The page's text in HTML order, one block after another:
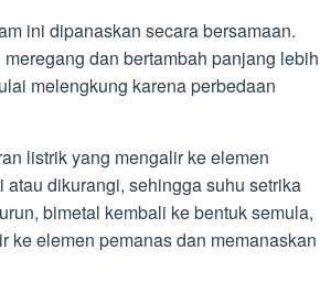
ini dipanaskan secara bersamaan.
dan bertambah panjang lebih
melengkung karena perbedaan
listrik yang mengalir ke elemen
dikurangi, sehingga suhu setrika
bimetal kembali ke bentuk semula,
ke elemen pemanas dan memanaskan